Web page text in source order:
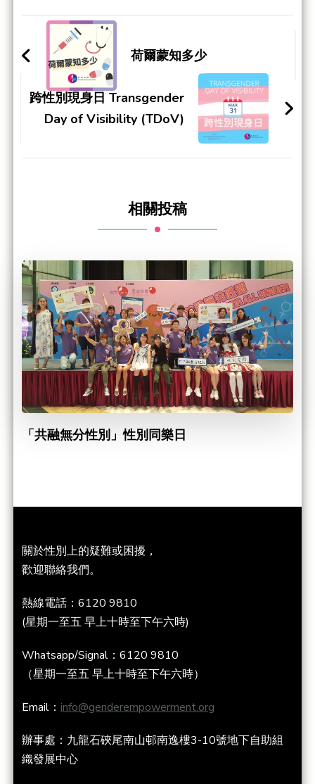
Post
Navigation荷爾蒙知多少
跨性別現身日 Transgender
Day of Visibility (TDoV)
相關投稿
「共融無分性別」性別同樂日
關於性別上的疑難或困擾，
歡迎聯絡我們。
熱線電話：6120 9810
(星期一至五 早上十時至下午六時)
Whatsapp/Signal：6120 9810
（星期一至五 早上十時至下午六時）
Email： info@genderempowerment.org
辦事處：九龍石硤尾南山邨南逸樓3-10號地下自助組
織發展中心